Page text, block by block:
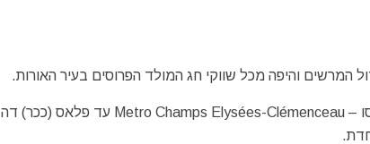
והיפה מכל שווקי חג המולד הפרוסים בעיר האורות.
דוכני השוק המוארים הממוקמים מאזור תחנת המטרו שנז אליזה קלמנסו – Metro Champs Elysées-Clémenceau עד פלאס (ככר) דה